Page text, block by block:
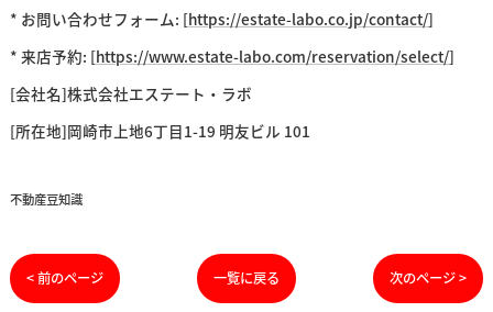
* お問い合わせフォーム: [https://estate-labo.co.jp/contact/]
* 来店予約: [https://www.estate-labo.com/reservation/select/]
[会社名]株式会社エステート・ラボ
[所在地]岡崎市上地6丁目1-19 明友ビル 101
不動産豆知識
< 前のページ 一覧に戻る 次のページ >